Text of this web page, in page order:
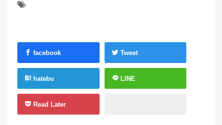
facebook Tweet
hatebu LINE
Read Later